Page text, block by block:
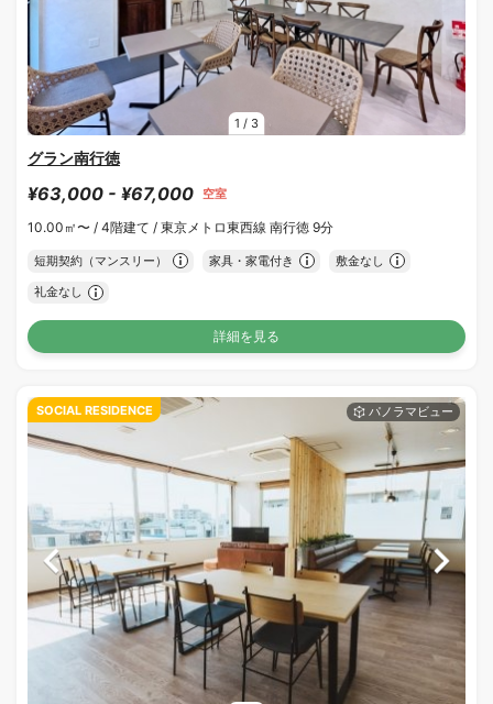
1 / 3
グラン南行徳
¥63,000 - ¥67,000 空室
10.00㎡〜 / 4階建て / 東京メトロ東西線 南行徳 9分
短期契約（マンスリー） 家具・家電付き 敷金なし
礼金なし
詳細を見る
SOCIAL RESIDENCE